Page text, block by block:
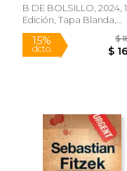
B DE BOLSILLO, 2024, 1
Edición, Tapa Blanda,
Nuevo